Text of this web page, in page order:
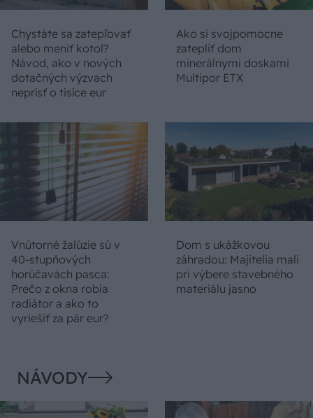
Chystáte sa zatepľovať
alebo meniť kotol?
Návod, ako v nových
dotačných výzvach
neprísť o tisíce eur
Ako si svojpomocne
zatepliť dom
minerálnymi doskami
Multipor ETX
Vnútorné žalúzie sú v
40-stupňových
horúčavách pasca:
Prečo z okna robia
radiátor a ako to
vyriešiť za pár eur?
Dom s ukážkovou
záhradou: Majitelia mali
pri výbere stavebného
materiálu jasno
NÁVODY